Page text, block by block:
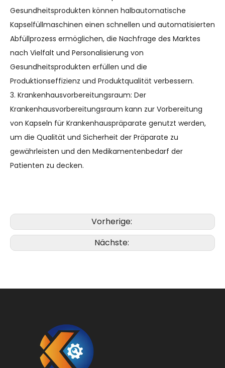
Gesundheitsprodukten können halbautomatische
Kapselfüllmaschinen einen schnellen und automatisierten
Abfüllprozess ermöglichen, die Nachfrage des Marktes
nach Vielfalt und Personalisierung von
Gesundheitsprodukten erfüllen und die
Produktionseffizienz und Produktqualität verbessern.
3. Krankenhausvorbereitungsraum: Der
Krankenhausvorbereitungsraum kann zur Vorbereitung
von Kapseln für Krankenhauspräparate genutzt werden,
um die Qualität und Sicherheit der Präparate zu
gewährleisten und den Medikamentenbedarf der
Patienten zu decken.
Vorherige:
Nächste: